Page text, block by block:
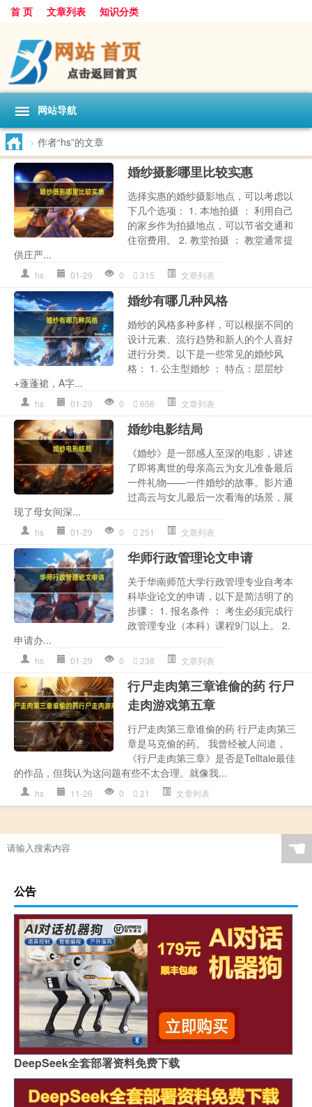
首 页 文章列表 知识分类
网站导航
> 作者“hs”的文章
婚纱摄影哪里比较实惠
选择实惠的婚纱摄影地点，可以考虑以
下几个选项： 1. 本地拍摄 ： 利用自己
的家乡作为拍摄地点，可以节省交通和
住宿费用。 2. 教堂拍摄 ： 教堂通常提
供庄严...
hs 01-29 0 315 文章列表
婚纱有哪几种风格
婚纱的风格多种多样，可以根据不同的
设计元素、流行趋势和新人的个人喜好
进行分类。以下是一些常见的婚纱风
格： 1. 公主型婚纱 ： 特点：层层纱
+蓬蓬裙，A字...
hs 01-29 0 656 文章列表
婚纱电影结局
《婚纱》是一部感人至深的电影，讲述
了即将离世的母亲高云为女儿准备最后
一件礼物——一件婚纱的故事。影片通
过高云与女儿最后一次看海的场景，展
现了母女间深...
hs 01-29 0 251 文章列表
华师行政管理论文申请
关于华南师范大学行政管理专业自考本
科毕业论文的申请，以下是简洁明了的
步骤： 1. 报名条件 ： 考生必须完成行
政管理专业（本科）课程9门以上。 2.
申请办...
hs 01-29 0 238 文章列表
行尸走肉第三章谁偷的药 行尸
走肉游戏第五章
行尸走肉第三章谁偷的药 行尸走肉第三
章是马克偷的药。 我曾经被人问道，
《行尸走肉第三章》是否是Telltale最佳
的作品，但我认为这问题有些不太合理。就像我...
hs 11-26 0 21 文章列表
☚
公告
DeepSeek全套部署资料免费下载